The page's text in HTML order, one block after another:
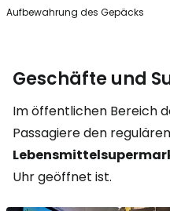
Aufbewahrung des Gepäcks
Geschäfte und
Im öffentlichen Bereich
Passagiere den regulären
Uhr geöffnet ist.